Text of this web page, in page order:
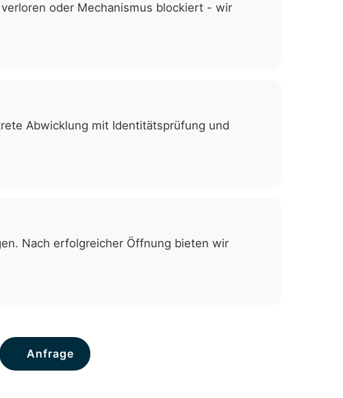
oder Mechanismus blockiert - wir
Abwicklung mit Identitätsprüfung und
Nach erfolgreicher Öffnung bieten wir
Anfrage